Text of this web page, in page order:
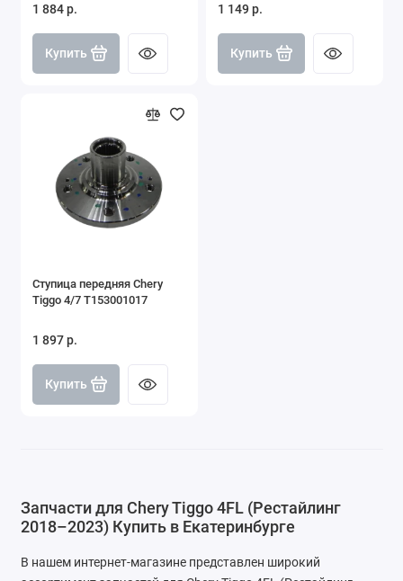
1 884 р.
Купить
1 149 р.
Купить
Ступица передняя Chery
Tiggo 4/7 T153001017
1 897 р.
Купить
Запчасти для Chery Tiggo 4FL (Рестайлинг
2018–2023) Купить в Екатеринбурге
В нашем интернет-магазине представлен широкий